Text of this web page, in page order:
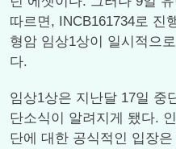
따르면, INCB161734로 진
형암 임상1상이 일시적으
다.
임상1상은 지난달 17일 중
단소식이 알려지게 됐다.
단에 대한 공식적인 입장